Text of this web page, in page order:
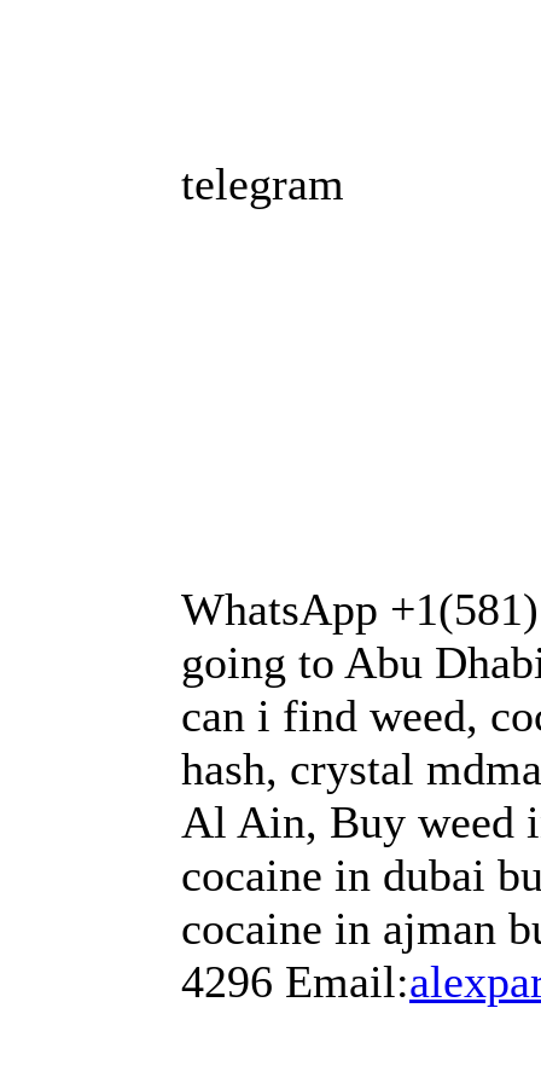
telegram
WhatsApp
going to Abu
can i find weed,
hash, crystal
Al Ain, Buy weed
cocaine in dubai
cocaine in ajman
4296 Email: